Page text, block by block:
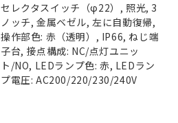
セレクタスイッチ（φ22）, 照光, 3
ノッチ, 金属ベゼル, 左に自動復帰,
操作部色: 赤（透明）, IP66, ねじ端
子台, 接点構成: NC/点灯ユニッ
ト/NO, LEDランプ色: 赤, LEDラン
プ電圧: AC200/220/230/240V